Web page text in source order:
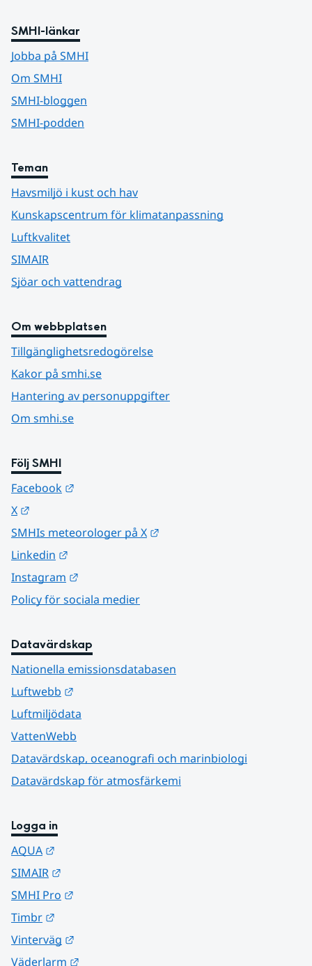
SMHI-länkar
Jobba på SMHI
Om SMHI
SMHI-bloggen
SMHI-podden
Teman
Havsmiljö i kust och hav
Kunskapscentrum för klimatanpassning
Luftkvalitet
SIMAIR
Sjöar och vattendrag
Om webbplatsen
Tillgänglighetsredogörelse
Kakor på smhi.se
Hantering av personuppgifter
Om smhi.se
Följ SMHI
Facebook
X
SMHIs meteorologer på X
Linkedin
Instagram
Policy för sociala medier
Datavärdskap
Nationella emissionsdatabasen
Luftwebb
Luftmiljödata
VattenWebb
Datavärdskap, oceanografi och marinbiologi
Datavärdskap för atmosfärkemi
Logga in
AQUA
SIMAIR
SMHI Pro
Timbr
Vinterväg
Väderlarm